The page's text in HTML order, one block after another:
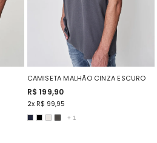
CAMISETA MALHÃO CINZA ESCURO
R$ 199,90
2x R$ 99,95
+ 1